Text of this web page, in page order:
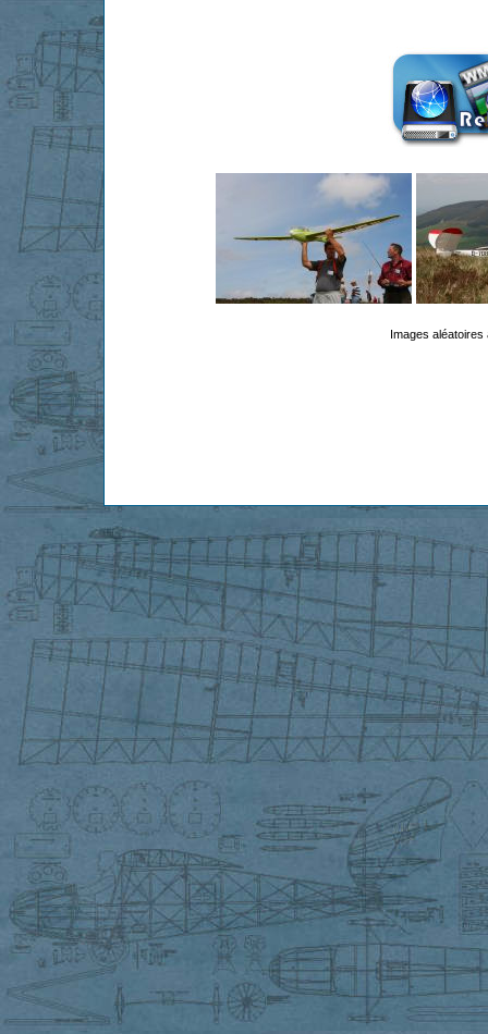
Images aléatoires